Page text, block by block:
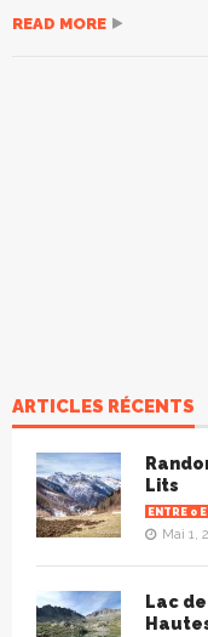
READ MORE
ARTICLES RÉCENTS
Lits
ENTRE 0
Mai 1,
Lac